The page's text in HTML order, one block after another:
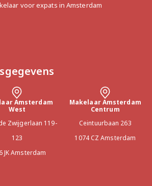
voor expats in Amsterdam
Amsterdam
West
Zwijgerlaan 119-
123
JK Amsterdam
Makelaar Amsterdam
Centrum
Ceintuurbaan 263
1074 CZ Amsterdam